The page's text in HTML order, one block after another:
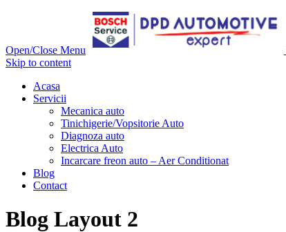
Open/Close Menu
Skip to content
Acasa
Servicii
Mecanica auto
Tinichigerie/Vopsitorie Auto
Diagnoza auto
Electrica Auto
Incarcare freon auto – Aer Conditionat
Blog
Contact
Blog Layout 2